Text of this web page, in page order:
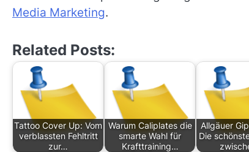
Media Marketing.
Related Posts:
Tattoo Cover Up: Vom
verblassten Fehltritt
zur…
Warum Caliplates die
smarte Wahl für
Krafttraining…
Allgäuer
Die